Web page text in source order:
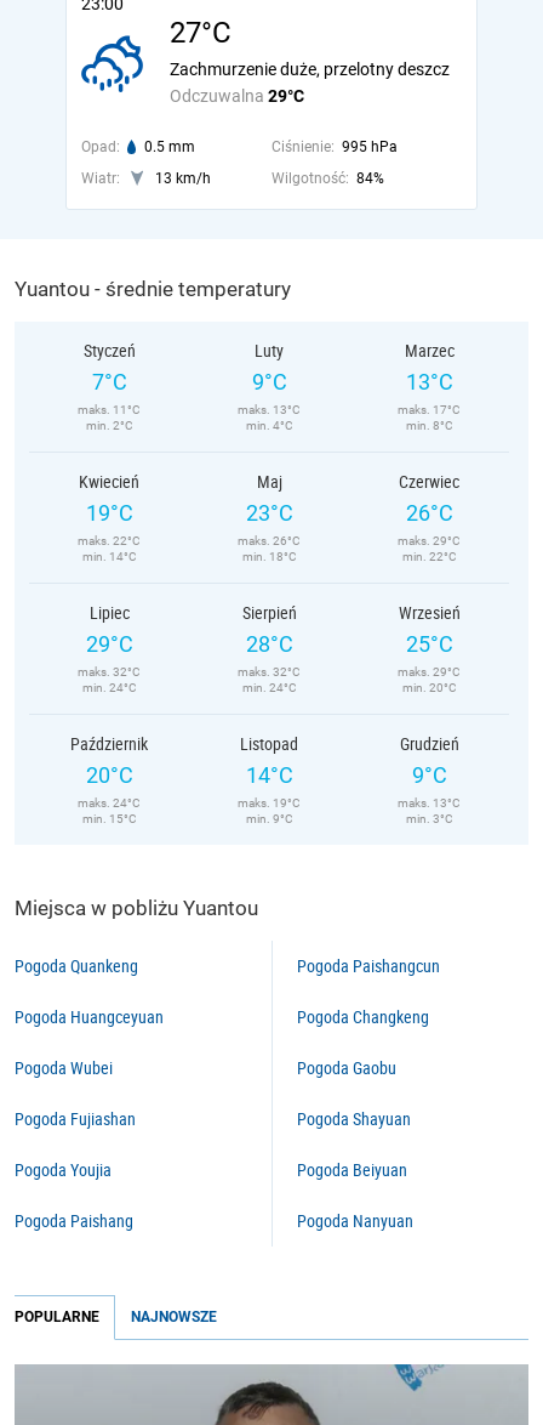
27°C
Odczuwalna 29°C
Zachmurzenie duże, przelotny deszcz
Opad: 0.5 mm Ciśnienie: 995 hPa
Wiatr:
13 km/h Wilgotność: 84%
Yuantou - średnie temperatury
Styczeń
7°C
maks. 11°C
min. 2°C
Luty
9°C
maks. 13°C
min. 4°C
Marzec
13°C
maks. 17°C
min. 8°C
Kwiecień
19°C
maks. 22°C
min. 14°C
Maj
23°C
maks. 26°C
min. 18°C
Czerwiec
26°C
maks. 29°C
min. 22°C
Lipiec
29°C
maks. 32°C
min. 24°C
Sierpień
28°C
maks. 32°C
min. 24°C
Wrzesień
25°C
maks. 29°C
min. 20°C
Październik
20°C
maks. 24°C
min. 15°C
Listopad
14°C
maks. 19°C
min. 9°C
Grudzień
9°C
maks. 13°C
min. 3°C
Miejsca w pobliżu Yuantou
Pogoda Quankeng
Pogoda Huangceyuan
Pogoda Wubei
Pogoda Fujiashan
Pogoda Youjia
Pogoda Paishang
Pogoda Paishangcun
Pogoda Changkeng
Pogoda Gaobu
Pogoda Shayuan
Pogoda Beiyuan
Pogoda Nanyuan
POPULARNE NAJNOWSZE